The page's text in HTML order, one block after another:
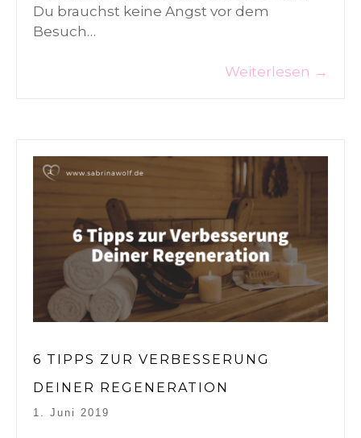
Du brauchst keine Angst vor dem
Besuch…
Weiterlesen →
6 TIPPS ZUR VERBESSERUNG
DEINER REGENERATION
1. Juni 2019